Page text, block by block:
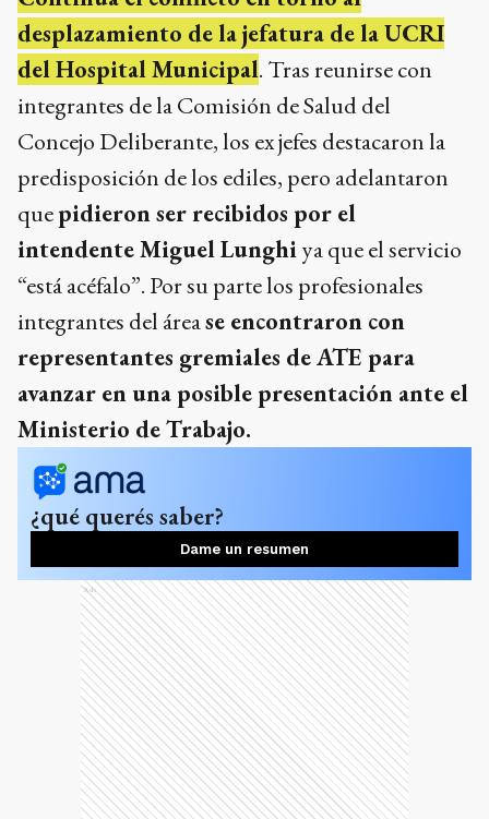
desplazamiento de la jefatura de la UCRI
del Hospital Municipal. Tras reunirse con
integrantes de la Comisión de Salud del
Concejo Deliberante, los ex jefes destacaron la
predisposición de los ediles, pero adelantaron
quepidieron ser recibidos por el
intendente Miguel Lunghiya que el servicio
“está acéfalo”. Por su parte los profesionales
integrantes del árease encontraron con
representantes gremiales de ATE para
avanzar en una posible presentación ante el
Ministerio de Trabajo.
¿qué querés saber?
Dame un resumen
Ads